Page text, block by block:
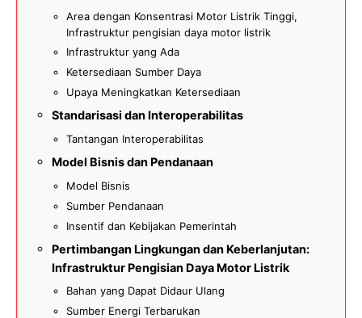
Area dengan Konsentrasi Motor Listrik Tinggi,
Infrastruktur pengisian daya motor listrik
Infrastruktur yang Ada
Ketersediaan Sumber Daya
Upaya Meningkatkan Ketersediaan
Standarisasi dan Interoperabilitas
Tantangan Interoperabilitas
Model Bisnis dan Pendanaan
Model Bisnis
Sumber Pendanaan
Insentif dan Kebijakan Pemerintah
Pertimbangan Lingkungan dan Keberlanjutan:
Infrastruktur Pengisian Daya Motor Listrik
Bahan yang Dapat Didaur Ulang
Sumber Energi Terbarukan